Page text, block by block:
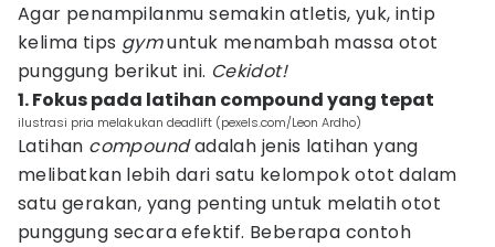
Agar penampilanmu semakin atletis, yuk, intip
kelima tips gymuntuk menambah massa otot
punggung berikut ini. Cekidot!
1. Fokus pada latihan compound yang tepat
ilustrasi pria melakukan deadlift (pexels.com/Leon Ardho)
Latihan compoundadalah jenis latihan yang
melibatkan lebih dari satu kelompok otot dalam
satu gerakan, yang penting untuk melatih otot
punggung secara efektif. Beberapa contoh